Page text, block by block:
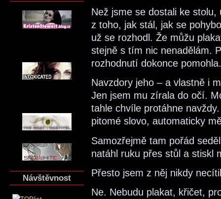
Návštěvnost
Než jsme se dostali ke
z toho, jak stál, jak se
už se rozhodl. Že můžu
stejně s tím nic nenadělám.
rozhodnutí dokonce pomohla.
Navzdory jeho – a vlastně i
Jen jsem mu zírala do očí.
tahle chvíle protáhne
pitomé slovo, automaticky
Samozřejmě tam pořád
natáhl ruku přes stůl a stiskl
Přesto jsem z něj nikdy
Ne. Nebudu plakat, křičet,